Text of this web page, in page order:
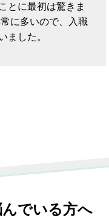
とに最初は驚きま
に多いので、入職
ました。
でいる方へ